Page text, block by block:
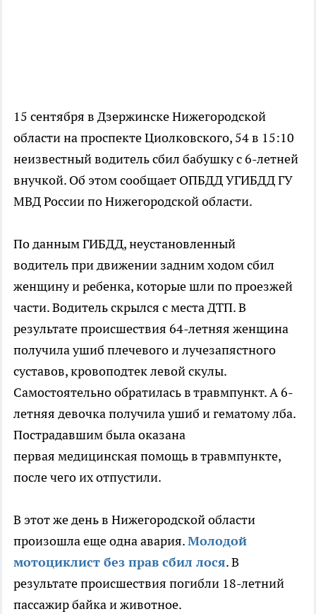
15 сентября в Дзержинске Нижегородской
области на проспекте Циолковского, 54 в 15:10
неизвестный водитель сбил бабушку с 6-летней
внучкой. Об этом сообщает ОПБДД УГИБДД ГУ
МВД России по Нижегородской области.
По данным ГИБДД, неустановленный
водитель при движении задним ходом сбил
женщину и ребенка, которые шли по проезжей
части. Водитель скрылся с места ДТП. В
результате происшествия 64-летняя женщина
получила ушиб плечевого и лучезапястного
суставов, кровоподтек левой скулы.
Самостоятельно обратилась в травмпункт. А 6-
летняя девочка получила ушиб и гематому лба.
Пострадавшим была оказана
первая медицинская помощь в травмпункте,
после чего их отпустили.
В этот же день в Нижегородской области
произошла еще одна авария.Молодой
мотоциклист без прав сбил лося. В
результате происшествия погибли 18-летний
пассажир байка и животное.